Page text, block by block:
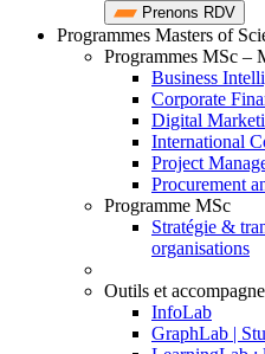
Prenons RDV
Programmes Masters of
Programmes MSc –
Business
Corporate
Digital
International
Project
Procurement
Programme MSc
Stratégie &
organisations
Outils et
InfoLab
GraphLab |